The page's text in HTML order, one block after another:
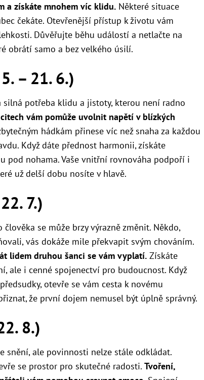
a získáte mnohem víc klidu. Některé situace
čekáte. Otevřenější přístup k životu vám
Důvěřujte běhu událostí a netlačte na
obrátí samo a bez velkého úsilí.
– 21. 6.)
silná potřeba klidu a jistoty, kterou není radno
vám pomůže uvolnit napětí v blízkých
hádkám přinese víc než snaha za každou
Když dáte přednost harmonii, získáte
pod nohama. Vaše vnitřní rovnováha podpoří i
už delší dobu nosíte v hlavě.
7.)
se může brzy výrazně změnit. Někdo,
vás dokáže mile překvapit svým chováním.
lidem druhou šanci se vám vyplatí. Získáte
ale i cenné spojenectví pro budoucnost. Když
otevře se vám cesta k novému
že první dojem nemusel být úplně správný.
8.)
snění, ale povinnosti nelze stále odkládat.
se prostor pro skutečné radosti. Tvoření,